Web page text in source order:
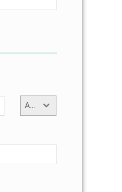
AM